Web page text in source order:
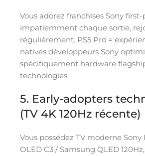
Vous adorez franchises Sony
impatiemment chaque sortie,
régulièrement. PS5 Pro =
natives développeurs Sony
spécifiquement hardware
technologies.
5. Early-adopters
(TV 4K 120Hz récente)
Vous possédez TV moderne Sony
OLED C3 / Samsung QLED